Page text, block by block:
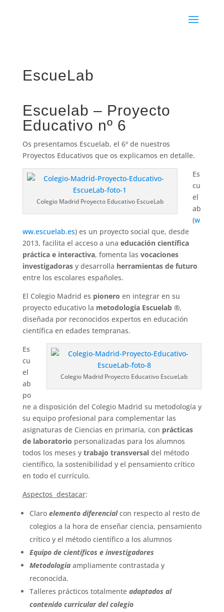
EscueLab
Escuelab – Proyecto
Educativo nº 6
Os presentamos Escuelab, el 6º de nuestros
Proyectos Educativos que os explicamos en detalle.
Colegio Madrid Proyecto Educativo EscueLab
Es
cu
el
ab
(w
ww.escuelab.es) es un proyecto social que, desde
2013, facilita el acceso a una educación científica
práctica e interactiva, fomenta las vocaciones
investigadorasy desarrolla herramientas de futuro
entre los escolares españoles.
El Colegio Madrid es pionero en integrar en su
proyecto educativo la metodología Escuelab ®,
diseñada por reconocidos expertos en educación
científica en edades tempranas.
Colegio Madrid Proyecto Educativo EscueLab
Es
cu
el
ab
po
ne a disposición del Colegio Madrid su metodología y
su equipo profesional para complementar las
asignaturas de Ciencias en primaria, con prácticas
de laboratorio personalizadas para los alumnos
todos los meses y trabajo transversaldel método
científico, la sostenibilidad y el pensamiento crítico
en todo el currículo.
Aspectos destacar:
Claro elemento diferencialcon respecto al resto de
colegios a la hora de enseñar ciencia, pensamiento
crítico y el método científico a los alumnos
Equipo de científicos e investigadores
Metodologíaampliamente contrastada y
reconocida.
Talleres prácticos totalmente adaptados al
contenido curricular del colegio